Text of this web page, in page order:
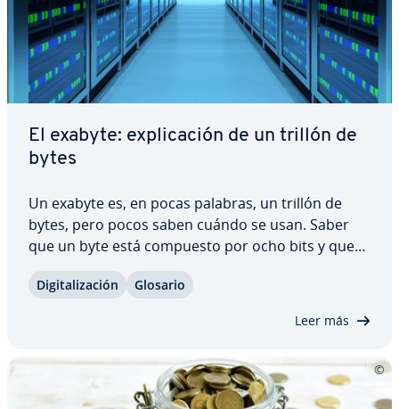
El exabyte: ex­pli­ca­ción de un trillón de
bytes
Un exabyte es, en pocas palabras, un trillón de
bytes, pero pocos saben cuándo se usan. Saber
que un byte está compuesto por ocho bits y que
¿Cómo se compara un exabyte con otras unidades
Di­gi­ta­li­za­ción Glosario
Leer más